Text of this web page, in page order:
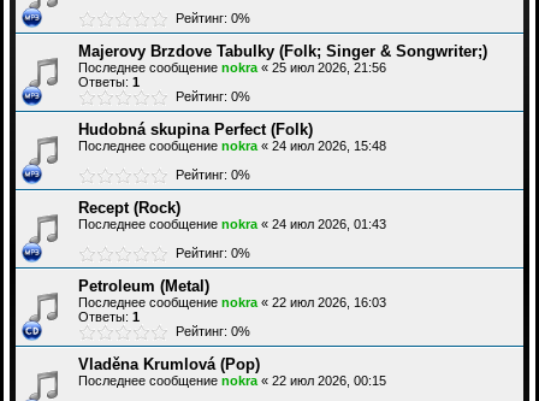
Рейтинг: 0%
Majerovy Brzdove Tabulky (Folk; Singer & Songwriter;)
Последнее сообщение nokra « 25 июл 2026, 21:56
Ответы: 1
Рейтинг: 0%
Hudobná skupina Perfect (Folk)
Последнее сообщение nokra « 24 июл 2026, 15:48
Рейтинг: 0%
Recept (Rock)
Последнее сообщение nokra « 24 июл 2026, 01:43
Рейтинг: 0%
Petroleum (Metal)
Последнее сообщение nokra « 22 июл 2026, 16:03
Ответы: 1
Рейтинг: 0%
Vladěna Krumlová (Pop)
Последнее сообщение nokra « 22 июл 2026, 00:15